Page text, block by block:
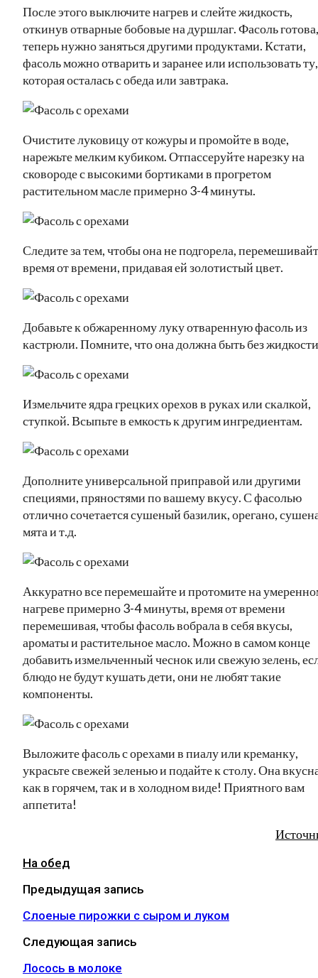
После этого выключите нагрев и слейте жидкость,
откинув отварные бобовые на дуршлаг. Фасоль готова,
теперь нужно заняться другими продуктами. Кстати,
фасоль можно отварить и заранее или использовать ту,
которая осталась с обеда или завтрака.
Очистите луковицу от кожуры и промойте в воде,
нарежьте мелким кубиком. Отпассеруйте нарезку на
сковороде с высокими бортиками в прогретом
растительном масле примерно 3-4 минуты.
Следите за тем, чтобы она не подгорела,
время от времени, придавая ей золотистый цвет.
Добавьте к обжаренному луку отваренную фасоль из
кастрюли. Помните, что она должна быть без
Измельчите ядра грецких орехов в руках или скалкой,
ступкой. Всыпьте в емкость к другим ингредиентам.
Дополните универсальной приправой или другими
специями, пряностями по вашему вкусу. С фасолью
отлично сочетается сушеный базилик, орегано,
мята и т.д.
Аккуратно все перемешайте и протомите на
нагреве примерно 3-4 минуты, время от времени
перемешивая, чтобы фасоль вобрала в себя вкусы,
ароматы и растительное масло. Можно в самом конце
добавить измельченный чеснок или свежую зелень,
блюдо не будут кушать дети, они не любят такие
компоненты.
Выложите фасоль с орехами в пиалу или креманку,
украсьте свежей зеленью и подайте к столу. Она
как в горячем, так и в холодном виде! Приятного вам
аппетита!
На обед
Предыдущая запись
Слоеные пирожки с сыром и луком
Следующая запись
Лосось в молоке